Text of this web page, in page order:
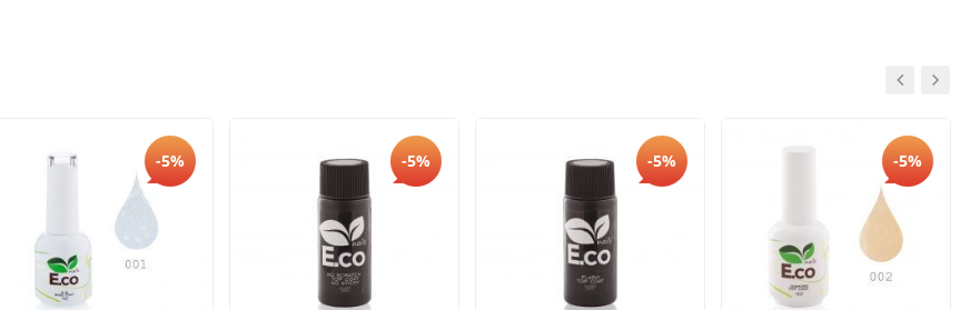
-5% -5% -5% -5%